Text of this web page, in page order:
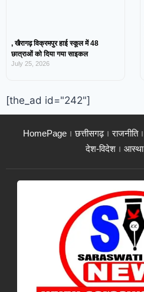
, खैरागढ़ विक्रमपुर हाई स्कूल में 48
छात्राओं को दिया गया साइकल
July 25, 2026
[the_ad id="242"]
HomePage छत्तीसगढ़ राजनीति
देश-विदेश
आस्था